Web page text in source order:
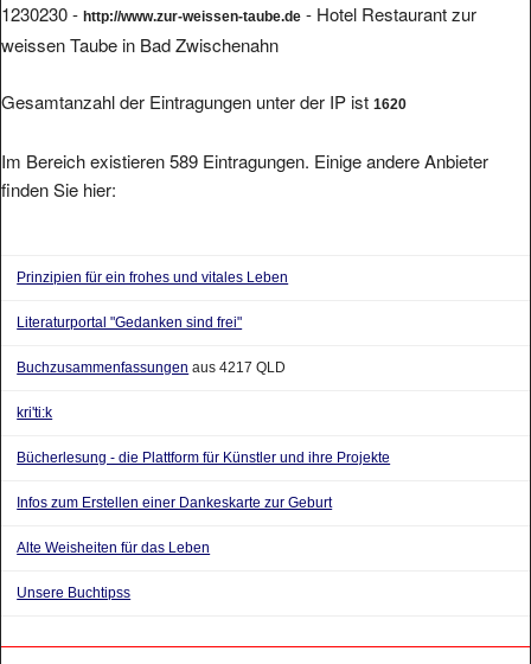
1230230 - http://www.zur-weissen-taube.de - Hotel Restaurant zur
weissen Taube in Bad Zwischenahn
Gesamtanzahl der Eintragungen unter der IP ist 1620
Im Bereich existieren 589 Eintragungen. Einige andere Anbieter
finden Sie hier:
Prinzipien für ein frohes und vitales Leben
Literaturportal "Gedanken sind frei"
Buchzusammenfassungen aus 4217 QLD
kri'ti:k
Bücherlesung - die Plattform für Künstler und ihre Projekte
Infos zum Erstellen einer Dankeskarte zur Geburt
Alte Weisheiten für das Leben
Unsere Buchtipss